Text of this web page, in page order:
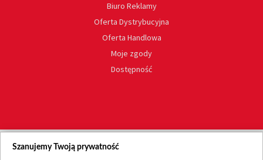
Biuro Reklamy
Oferta Dystrybucyjna
Oferta Handlowa
Moje zgody
Dostępność
Szanujemy Twoją prywatność